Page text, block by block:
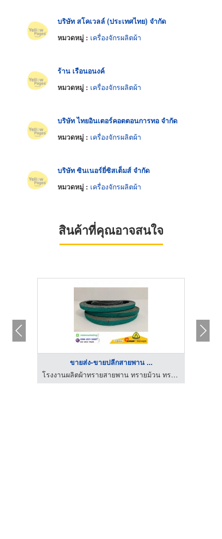
บริษัท สโคเวลล์ (ประเทศไทย) จำกัด
หมวดหมู่ : เครื่องจักรผลิตผ้า
ร้าน เรือนอนงค์
หมวดหมู่ : เครื่องจักรผลิตผ้า
บริษัท ไทยอินเตอร์คอตตอนการทอ จำกัด
หมวดหมู่ : เครื่องจักรผลิตผ้า
บริษัท ซินเนอร์ยี่ซิสเต็มส์ จำกัด
หมวดหมู่ : เครื่องจักรผลิตผ้า
สินค้าที่คุณอาจสนใจ
ขายส่ง-ขายปลีกสายพาน ...
โรงงานผลิตผ้าทรายสายพาน ทรายม้วน ทรายกลม